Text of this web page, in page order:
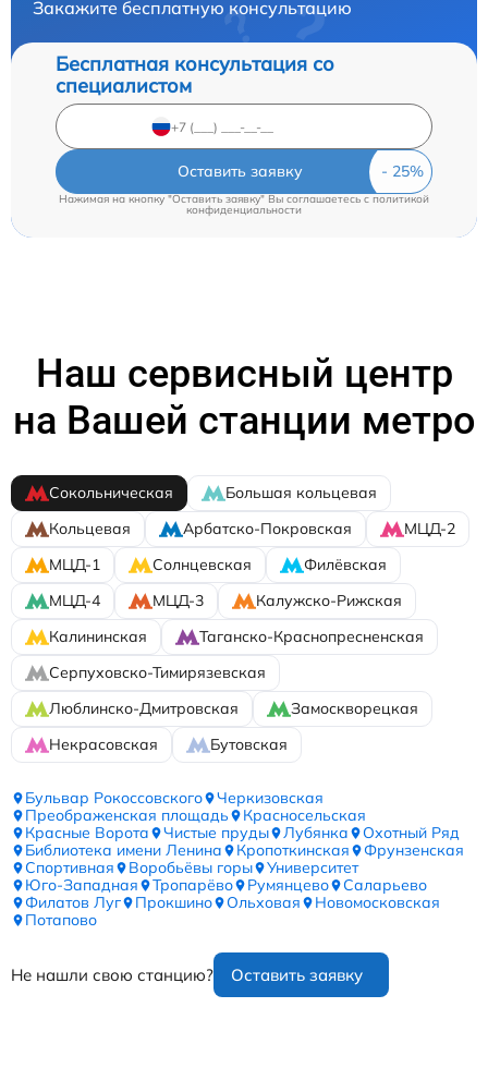
Закажите бесплатную консультацию
Бесплатная консультация со
специалистом
Оставить заявку
Нажимая на кнопку "Оставить заявку" Вы соглашаетесь c политикой
конфиденциальности
Наш сервисный центр
на Вашей станции метро
Сокольническая
Большая кольцевая
Кольцевая
Арбатско-Покровская
МЦД-2
МЦД-1
Солнцевская
Филёвская
МЦД-4
МЦД-3
Калужско-Рижская
Калининская
Таганско-Краснопресненская
Серпуховско-Тимирязевская
Люблинско-Дмитровская
Замоскворецкая
Некрасовская
Бутовская
Бульвар Рокоссовского
Черкизовская
Преображенская площадь
Красносельская
Красные Ворота
Чистые пруды Лубянка
Охотный Ряд
Библиотека имени Ленина
Кропоткинская
Фрунзенская
Спортивная
Воробьёвы горы
Университет
Юго-Западная
Тропарёво Румянцево
Саларьево
Филатов Луг
Прокшино Ольховая
Новомосковская
Потапово
Не нашли свою станцию? Оставить заявку